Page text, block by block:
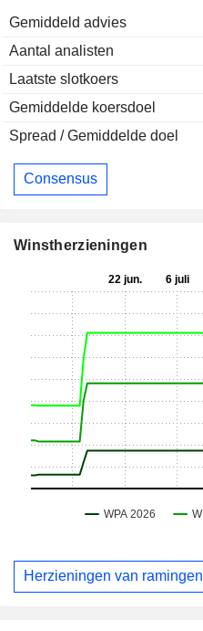
Gemiddeld advies
Aantal analisten
Laatste slotkoers
Gemiddelde koersdoel
Spread / Gemiddelde doel
Consensus
Winstherzieningen
Herzieningen van ramingen